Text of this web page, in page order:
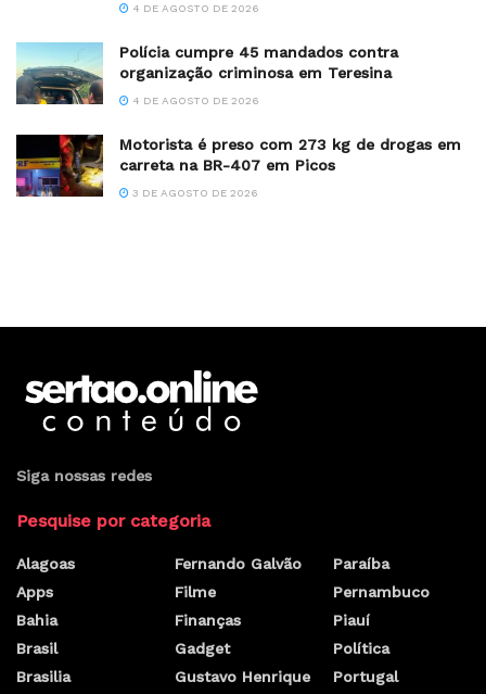
4 DE AGOSTO DE 2026
Polícia cumpre 45 mandados contra
organização criminosa em Teresina
4 DE AGOSTO DE 2026
Motorista é preso com 273 kg de drogas em
carreta na BR-407 em Picos
3 DE AGOSTO DE 2026
Siga nossas redes
Pesquise por categoria
Alagoas
Apps
Bahia
Brasil
Brasilia
Fernando Galvão
Filme
Finanças
Gadget
Gustavo Henrique
Paraíba
Pernambuco
Piauí
Política
Portugal